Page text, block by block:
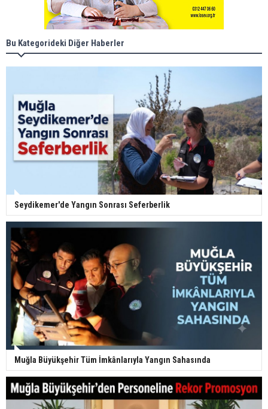
Bu Kategorideki Diğer Haberler
Seydikemer'de Yangın Sonrası Seferberlik
Muğla Büyükşehir Tüm İmkânlarıyla Yangın Sahasında